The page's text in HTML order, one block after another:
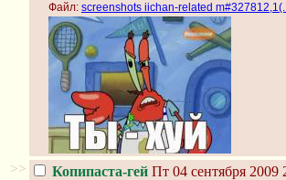
Файл: screenshots iichan-related
>> Копипаста-гей Пт 04 сентября 2009